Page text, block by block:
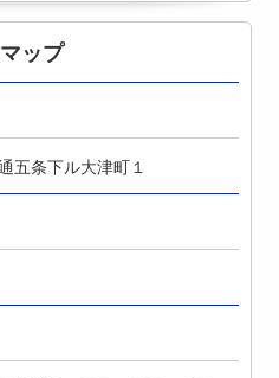
ップ
五条下ル大津町１